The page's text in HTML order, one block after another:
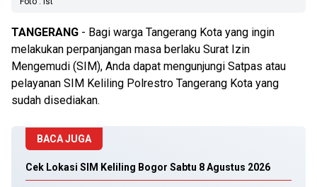
TANGERANG - Bagi warga Tangerang Kota yang ingin
melakukan perpanjangan masa berlaku Surat Izin
Mengemudi (SIM), Anda dapat mengunjungi Satpas atau
pelayanan SIM Keliling Polrestro Tangerang Kota yang
sudah disediakan.
BACA JUGA
Cek Lokasi SIM Keliling Bogor Sabtu 8 Agustus 2026